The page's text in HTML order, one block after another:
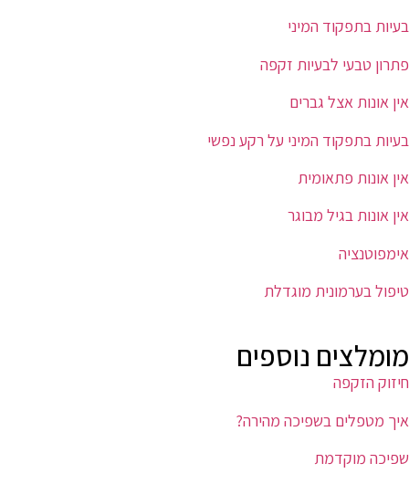
בעיות בתפקוד המיני
פתרון טבעי לבעיות זקפה
אין אונות אצל גברים
בעיות בתפקוד המיני על רקע נפשי
אין אונות פתאומית
אין אונות בגיל מבוגר
אימפוטנציה
טיפול בערמונית מוגדלת
מומלצים נוספים
חיזוק הזקפה
איך מטפלים בשפיכה מהירה?
שפיכה מוקדמת